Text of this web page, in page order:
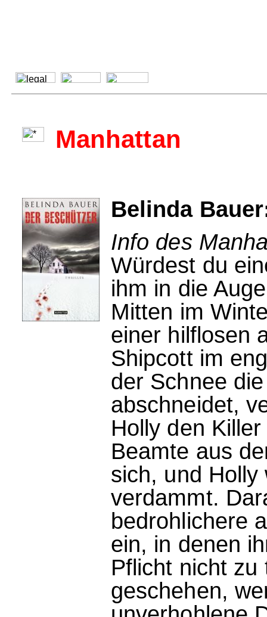
Manhattan
Belinda
Info des
Würdest du
ihm in die
Mitten im
einer hilflosen
Shipcott im
der Schnee
abschneidet,
Holly den
Beamte aus
sich, und
verdammt.
bedrohlichere
ein, in denen
Pflicht nicht zu
geschehen,